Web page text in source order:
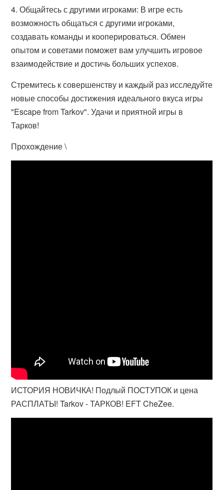
4. Общайтесь с другими игроками: В игре есть
возможность общаться с другими игроками,
создавать команды и кооперироваться. Обмен
опытом и советами поможет вам улучшить игровое
взаимодействие и достичь больших успехов.
Стремитесь к совершенству и каждый раз исследуйте
новые способы достижения идеального вкуса игры
"Escape from Tarkov". Удачи и приятной игры в
Тарков!
Прохождение \
ИСТОРИЯ НОВИЧКА! Подлый ПОСТУПОК и цена
РАСПЛАТЫ! Tarkov - ТАРКОВ! EFT CheZee.